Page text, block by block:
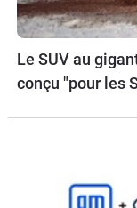
Le SUV au
conçu "pour les